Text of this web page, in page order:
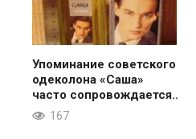
Упоминание советского
одеколона «Саша»
часто сопровождается..
167